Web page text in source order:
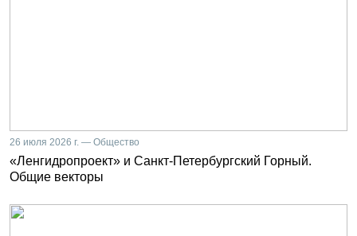
26 июля 2026 г. — Общество
«Ленгидропроект» и Санкт-Петербургский Горный.
Общие векторы